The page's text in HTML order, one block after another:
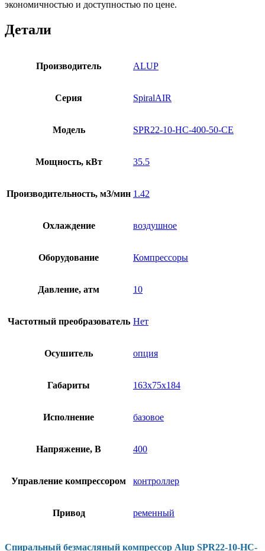
экономичностью и доступностью по цене.
Детали
Производитель ALUP
Серия SpiralAIR
Модель SPR22-10-HC-400-50-CE
Мощность, кВт 35.5
Производительность, м3/мин 1.42
Охлаждение воздушное
Оборудование Компрессоры
Давление, атм 10
Частотный преобразователь Нет
Осушитель опция
Габариты 163х75х184
Исполнение базовое
Напряжение, В 400
Управление компрессором контроллер
Привод ременный
Спиральный безмасляный компрессор Alup SPR22-10-HC-